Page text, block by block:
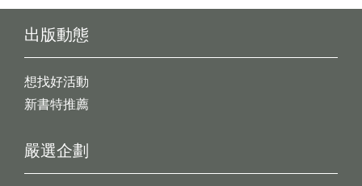
出版動態
想找好活動
新書特推薦
嚴選企劃